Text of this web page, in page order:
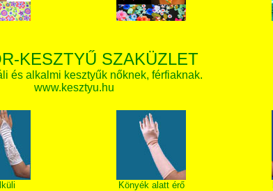
KESZTYŰ SZAKÜZLET
és alkalmi kesztyűk nőknek, férfiaknak.
www.kesztyu.hu
Könyék alatt érő